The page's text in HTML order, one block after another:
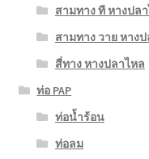
สามทาง ที หางปล
สามทาง วาย หาง
สี่ทาง หางปลาไหล
ท่อ PAP
ท่อน้ำร้อน
ท่อลม